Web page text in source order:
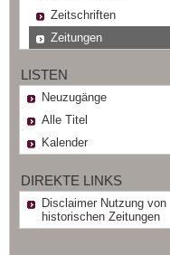
Zeitschriften
Zeitungen
LISTEN
Neuzugänge
Alle Titel
Kalender
DIREKTE LINKS
Disclaimer Nutzung von
historischen Zeitungen